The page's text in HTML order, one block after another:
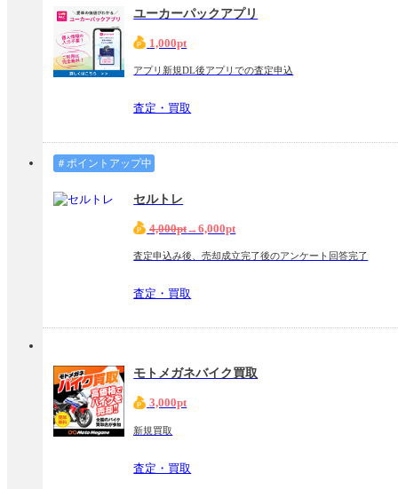
ユーカーパックアプリ
1,000pt
アプリ新規DL後アプリでの査定申込
査定・買取
＃ポイントアップ中
セルトレ
4,000pt→6,000pt
査定申込み後、売却成立完了後のアンケート回答完了
査定・買取
モトメガネバイク買取
3,000pt
新規買取
査定・買取